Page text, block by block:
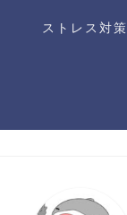
ストレス対策